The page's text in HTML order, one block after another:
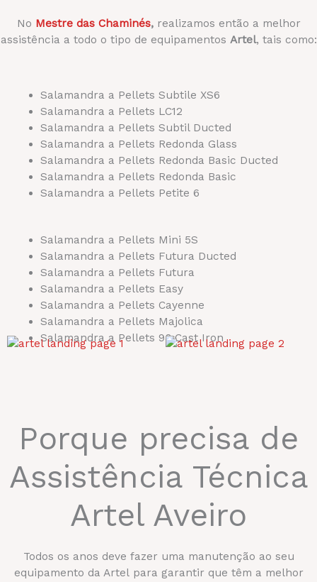
No Mestre das Chaminés, realizamos então a melhor
assistência a todo o tipo de equipamentos Artel, tais como:
Salamandra a Pellets Subtile XS6
Salamandra a Pellets LC12
Salamandra a Pellets Subtil Ducted
Salamandra a Pellets Redonda Glass
Salamandra a Pellets Redonda Basic Ducted
Salamandra a Pellets Redonda Basic
Salamandra a Pellets Petite 6
Salamandra a Pellets Mini 5S
Salamandra a Pellets Futura Ducted
Salamandra a Pellets Futura
Salamandra a Pellets Easy
Salamandra a Pellets Cayenne
Salamandra a Pellets Majolica
Salamandra a Pellets 98 Cast Iron
Porque precisa de
Assistência Técnica
Artel Aveiro
Todos os anos deve fazer uma manutenção ao seu
equipamento da Artel para garantir que têm a melhor